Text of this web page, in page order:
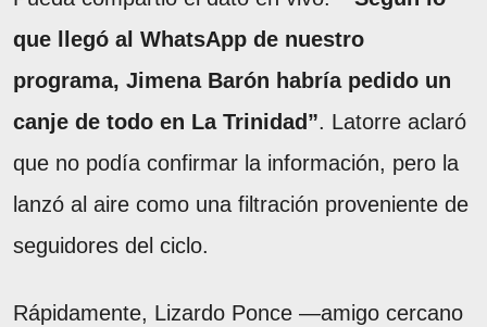
que llegó al WhatsApp de nuestro
programa, Jimena Barón habría pedido un
canje de todo en La Trinidad”. Latorre aclaró
que no podía confirmar la información, pero la
lanzó al aire como una filtración proveniente de
seguidores del ciclo.
Rápidamente, Lizardo Ponce —amigo cercano